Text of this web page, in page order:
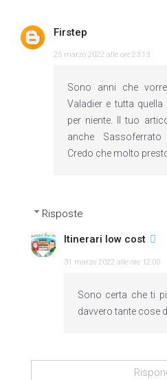
Firstep
25 marzo 2022 alle ore 23:13
Sono anni che
Valadier e tutta
per niente. Il tuo
anche
Credo che molto
Risposte
Itinerari low cost
31 marzo 2022 alle ore 12:00
Sono certa che ti
davvero tante cose